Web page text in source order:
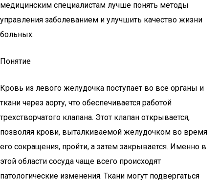
медицинским специалистам лучше понять методы
управления заболеванием и улучшить качество жизни
больных.
Понятие
Кровь из левого желудочка поступает во все органы и
ткани через аорту, что обеспечивается работой
трехстворчатого клапана. Этот клапан открывается,
позволяя крови, выталкиваемой желудочком во время
его сокращения, пройти, а затем закрывается. Именно в
этой области сосуда чаще всего происходят
патологические изменения. Ткани могут подвергаться